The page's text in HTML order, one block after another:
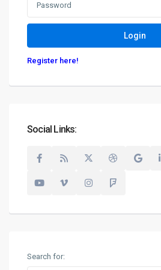
Login
Register here!
Social Links:
Search for:
+49 (0)911 93116218
hw.mellmann@degima-invest.de
DeGiMa Immobilien